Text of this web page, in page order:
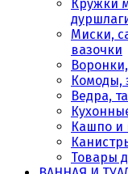
Кружки
Миски,
вазочки
Комоды,
Ведра,
Кашпо и
Товары